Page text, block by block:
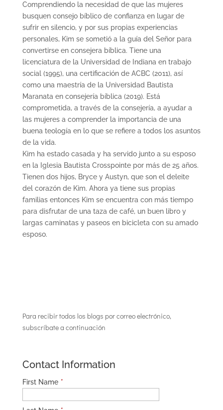
Comprendiendo la necesidad de que las mujeres
busquen consejo bíblico de confianza en lugar de
sufrir en silencio, y por sus propias experiencias
personales, Kim se sometió a la guía del Señor para
convertirse en consejera bíblica. Tiene una
licenciatura de la Universidad de Indiana en trabajo
social (1995), una certificación de ACBC (2011), así
como una maestría de la Universidad Bautista
Maranata en consejería bíblica (2019). Está
comprometida, a través de la consejería, a ayudar a
las mujeres a comprender la importancia de una
buena teología en lo que se refiere a todos los asuntos
de la vida.
Kim ha estado casada y ha servido junto a su esposo
en la Iglesia Bautista Crosspointe por más de 25 años.
Tienen dos hijos, Bryce y Austyn, que son el deleite
del corazón de Kim. Ahora ya tiene sus propias
familias entonces Kim se encuentra con más tiempo
para disfrutar de una taza de café, un buen libro y
largas caminatas y paseos en bicicleta con su amado
esposo.
Para recibir todos los blogs por correo electrónico,
subscríbate a continuación
Contact Information
First Name *